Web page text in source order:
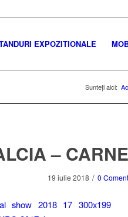
EXPOZITIONALE
Sunteți aici:
–
19 iulie 2018 / 0